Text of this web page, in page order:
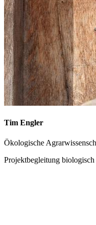
Tim Engler
Ökologische
Projektbegleitung biologisch